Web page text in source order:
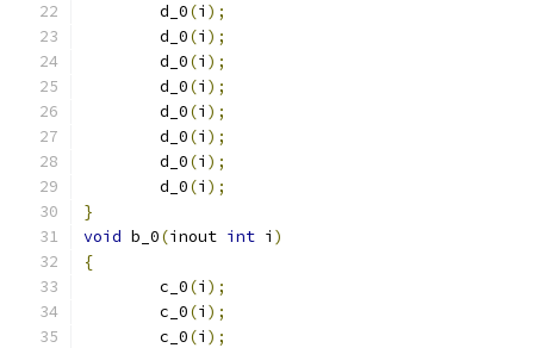
	d_0
(i );
	d_0
(i );
	d_0
(i );
	d_0
(i );
	d_0
(i );
	d_0
(i );
	d_0
(i );
	d_0
(i );
}
void b_0(inout int i )
{
	c_0
(i );
	c_0
(i );
	c_0
(i );